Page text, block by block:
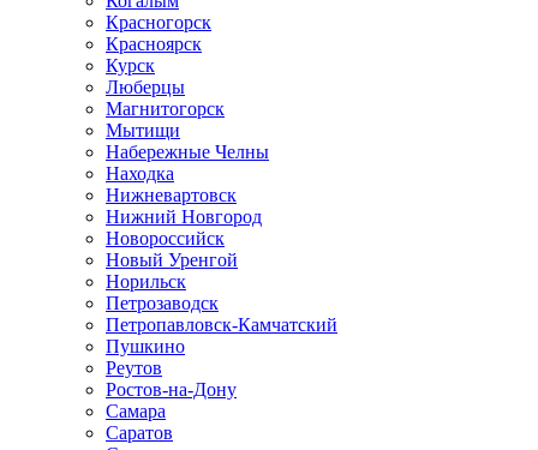
Красногорск
Красноярск
Курск
Люберцы
Магнитогорск
Мытищи
Набережные Челны
Находка
Нижневартовск
Нижний Новгород
Новороссийск
Новый Уренгой
Норильск
Петрозаводск
Петропавловск-Камчатский
Пушкино
Реутов
Ростов-на-Дону
Самара
Саратов